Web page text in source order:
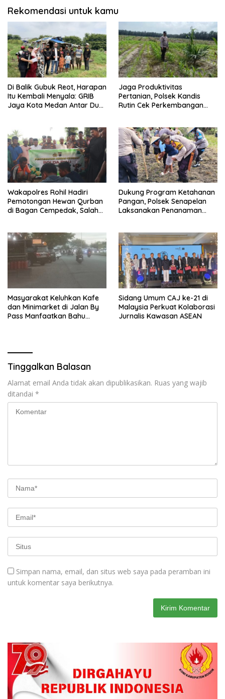
Rekomendasi untuk kamu
Di Balik Gubuk Reot, Harapan
Itu Kembali Menyala: GRIB
Jaya Kota Medan Antar Dua
Jaga Produktivitas
Pertanian, Polsek Kandis
Rutin Cek Perkembangan
Wakapolres Rohil Hadiri
Pemotongan Hewan Qurban
di Bagan Cempedak, Salah
Dukung Program Ketahanan
Pangan, Polsek Senapelan
Laksanakan Penanaman
Masyarakat Keluhkan Kafe
dan Minimarket di Jalan By
Pass Manfaatkan Bahu
Sidang Umum CAJ ke-21 di
Malaysia Perkuat Kolaborasi
Jurnalis Kawasan ASEAN
Tinggalkan Balasan
Alamat email Anda tidak akan dipublikasikan. Ruas yang wajib
ditandai *
Simpan nama, email, dan situs web saya pada peramban ini
untuk komentar saya berikutnya.